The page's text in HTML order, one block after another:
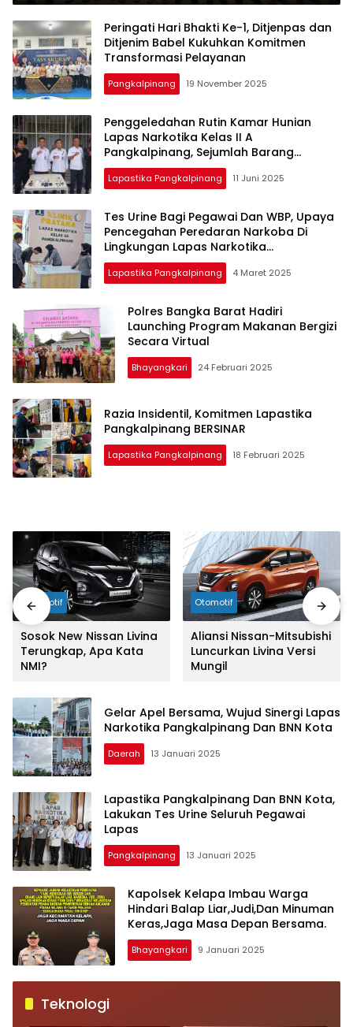
Peringati Hari Bhakti Ke-1, Ditjenpas dan
Ditjenim Babel Kukuhkan Komitmen
Transformasi Pelayanan
Pangkalpinang 19 November 2025
Penggeledahan Rutin Kamar Hunian
Lapas Narkotika Kelas II A
Pangkalpinang, Sejumlah Barang
Terlarang Diamankan
Lapastika Pangkalpinang 11 Juni 2025
Tes Urine Bagi Pegawai Dan WBP, Upaya
Pencegahan Peredaran Narkoba Di
Lingkungan Lapas Narkotika
Pangkalpinang
Lapastika Pangkalpinang 4 Maret 2025
Polres Bangka Barat Hadiri
Launching Program Makanan Bergizi
Secara Virtual
Bhayangkari 24 Februari 2025
Razia Insidentil, Komitmen Lapastika
Pangkalpinang BERSINAR
Lapastika Pangkalpinang 18 Februari 2025
Otomotif
Sosok New Nissan Livina
Terungkap, Apa Kata
NMI?
Otomotif
Aliansi Nissan-Mitsubishi
Luncurkan Livina Versi
Mungil
Gelar Apel Bersama, Wujud Sinergi Lapas
Narkotika Pangkalpinang Dan BNN Kota
Daerah 13 Januari 2025
Lapastika Pangkalpinang Dan BNN Kota,
Lakukan Tes Urine Seluruh Pegawai
Lapas
Pangkalpinang 13 Januari 2025
Kapolsek Kelapa Imbau Warga
Hindari Balap Liar,Judi,Dan Minuman
Keras,Jaga Masa Depan Bersama.
Bhayangkari 9 Januari 2025
Teknologi